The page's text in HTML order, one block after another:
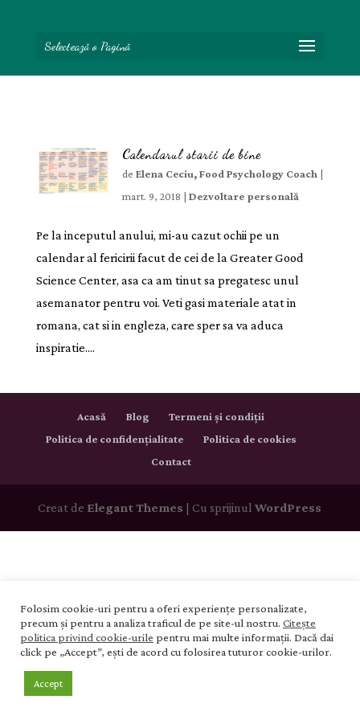
Selectează o Pagină
Calendarul starii de bine
deElena Ceciu, Food Psychology Coach |
mart. 9, 2018 |Dezvoltare personală
Pe la inceputul anului, mi-au cazut ochii pe un
calendar al fericirii facut de cei de la Greater Good
Science Center, asa ca am tinut sa pregatesc unul
asemanator pentru voi. Veti gasi materiale atat in
romana, cat si in engleza, care sper sa va aduca
inspiratie....
Acasă Blog
Termeni și condiții
Politica de confidențialitate
Politica de cookies
Contact
Creat de Elegant Themes | Cu sprijinulWordPress
Folosim cookie-uri pentru a oferi experiențe personalizate,
precum și pentru a analiza traficul de pe site-ul nostru. Citește
politica privind cookie-urile pentru mai multe informații. Dacă dai
click pe „Accept”, ești de acord cu folosirea tuturor cookie-urilor.
Accept